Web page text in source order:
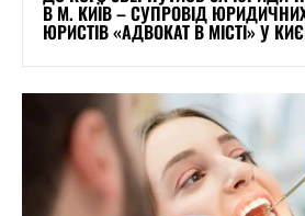
В М. КИЇВ – СУПРОВІД
ЮРИСТІВ «АДВОКАТ В МІСТІ» У